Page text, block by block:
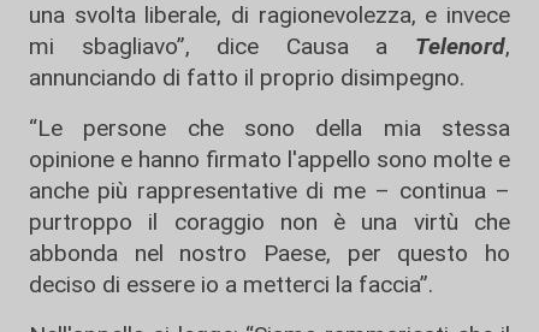
una svolta liberale, di ragionevolezza, e invece
mi sbagliavo”, dice Causa a Telenord,
annunciando di fatto il proprio disimpegno.
“Le persone che sono della mia stessa
opinione e hanno firmato l'appello sono molte e
anche più rappresentative di me – continua –
purtroppo il coraggio non è una virtù che
abbonda nel nostro Paese, per questo ho
deciso di essere io a metterci la faccia”.